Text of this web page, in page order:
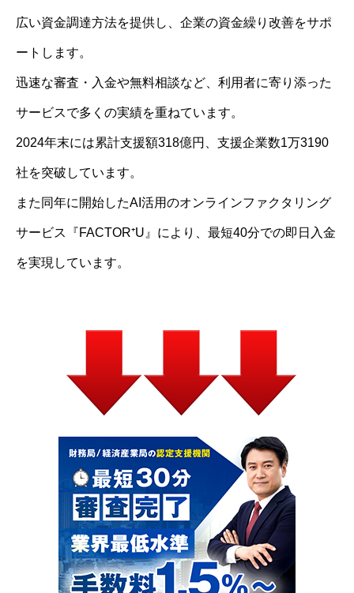
広い資金調達方法を提供し、企業の資金繰り改善をサポ
ートします。
迅速な審査・入金や無料相談など、利用者に寄り添った
サービスで多くの実績を重ねています。
2024年末には累計支援額318億円、支援企業数1万3190
社を突破しています。
また同年に開始したAI活用のオンラインファクタリング
サービス『FACTOR⁺U』により、最短40分での即日入金
を実現しています。